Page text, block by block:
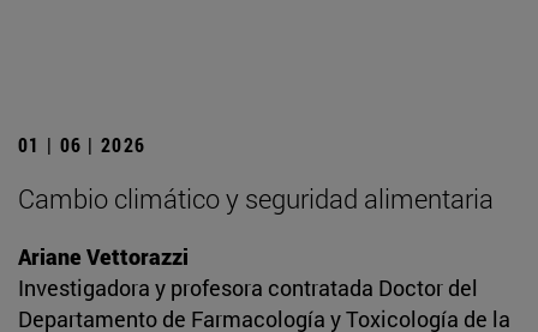
01 | 06 | 2026
Cambio climático y seguridad alimentaria
Ariane Vettorazzi
Investigadora y profesora contratada Doctor del
Departamento de Farmacología y Toxicología de la